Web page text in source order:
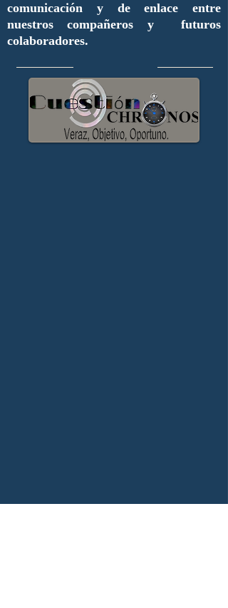
comunicación y de enlace entre
nuestros compañeros y futuros
colaboradores.